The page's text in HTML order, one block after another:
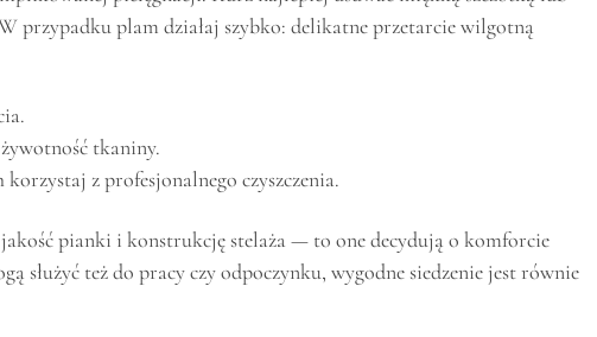
przypadku plam działaj szybko: delikatne przetarcie wilgotną
tkaniny.
z profesjonalnego czyszczenia.
pianki i konstrukcję stelaża — to one decydują o komforcie
służyć też do pracy czy odpoczynku, wygodne siedzenie jest równie